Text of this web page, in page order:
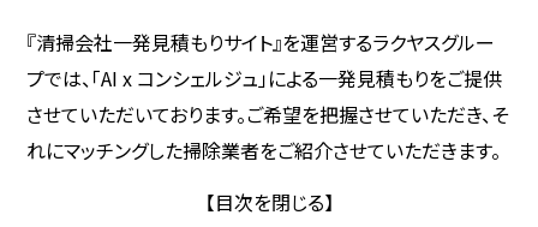
『清掃会社一発見積もりサイト』を運営するラクヤスグルー
プでは、「AI x コンシェルジュ」による一発見積もりをご提供
させていただいております。ご希望を把握させていただき、そ
れにマッチングした掃除業者をご紹介させていただきます。